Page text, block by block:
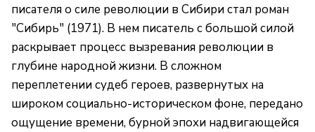
писателя о силе революции в Сибири стал роман
"Сибирь" (1971). В нем писатель с большой силой
раскрывает процесс вызревания революции в
глубине народной жизни. В сложном
переплетении судеб героев, развернутых на
широком социально-историческом фоне, передано
ощущение времени, бурной эпохи надвигающейся